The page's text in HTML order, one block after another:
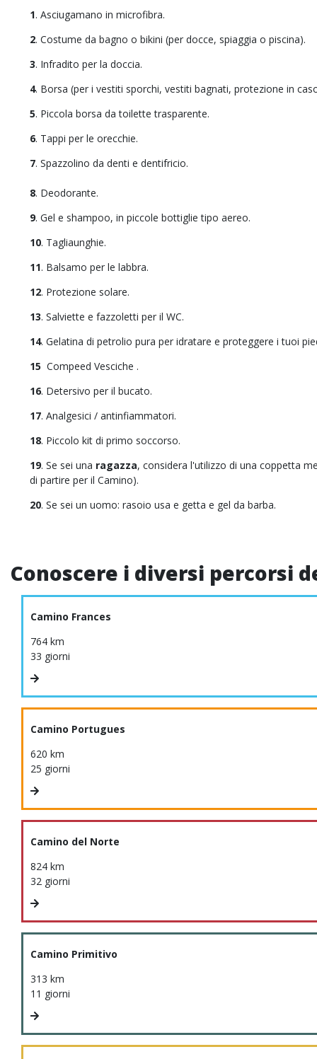
1. Asciugamano in microfibra.
2. Costume da bagno o bikini (per docce, spiaggia o piscina).
3. Infradito per la doccia.
4. Borsa (per i vestiti sporchi, vestiti bagnati, protezione in
5. Piccola borsa da toilette trasparente.
6. Tappi per le orecchie.
7. Spazzolino da denti e dentifricio.
8. Deodorante.
9. Gel e shampoo, in piccole bottiglie tipo aereo.
10. Tagliaunghie.
11. Balsamo per le labbra.
12. Protezione solare.
13. Salviette e fazzoletti per il WC.
14. Gelatina di petrolio pura per idratare e proteggere i tuoi
15 Compeed Vesciche .
16. Detersivo per il bucato.
17. Analgesici / antinfiammatori.
18. Piccolo kit di primo soccorso.
19. Se sei una ragazza, considera l'utilizzo di una coppetta
di partire per il Camino).
20. Se sei un uomo: rasoio usa e getta e gel da barba.
Conoscere i diversi percorsi
Camino Frances
764 km
33 giorni
Camino Portugues
620 km
25 giorni
Camino del Norte
824 km
32 giorni
Camino Primitivo
313 km
11 giorni